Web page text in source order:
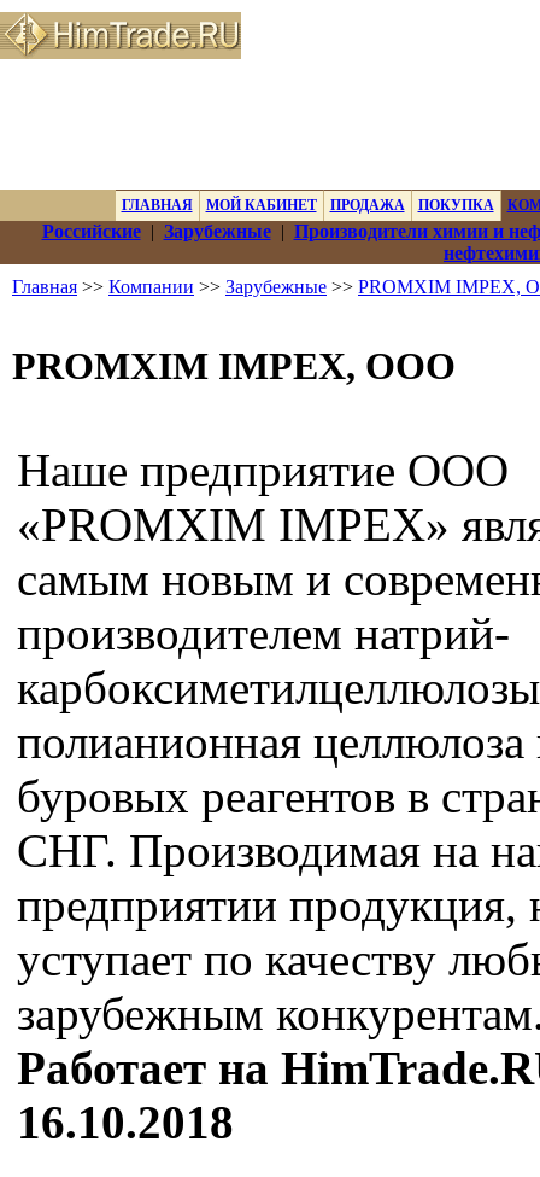
ГЛАВНАЯ МОЙ КАБИНЕТ ПРОДАЖА ПОКУПКА
Российские| Зарубежные| Производители химии и
Главная >> Компании >> Зарубежные >> PROMXIM IMPEX,
PROMXIM IMPEX, ООО
Наше предприятие ООО
«PROMXIM IMPEX»
самым новым и
производителем натрий-
полианионная целлюлоза
буровых реагентов в
СНГ. Производимая на
предприятии продукция,
уступает по качеству
зарубежным
Работает на
16.10.2018